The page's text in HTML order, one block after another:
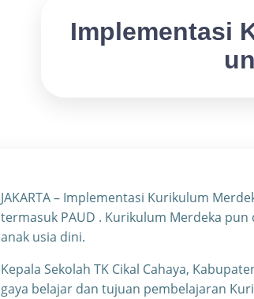
Implementasi
JAKARTA – Implementasi Kurikulum
termasuk PAUD . Kurikulum Merdeka
anak usia dini.
Kepala Sekolah TK Cikal Cahaya,
gaya belajar dan tujuan pembelajaran